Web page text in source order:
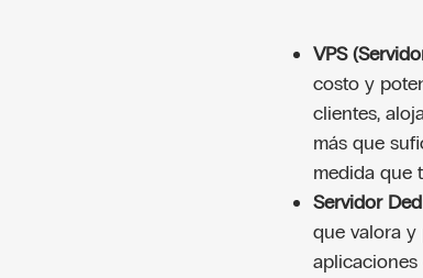
VPS
costo y
clientes,
más que
medida que
Servidor
que valora
aplicaciones